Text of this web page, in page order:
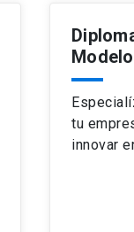
tu
innovar